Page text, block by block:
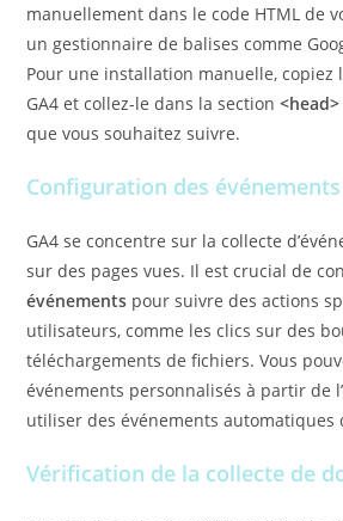
manuellement dans le code HTML de
un gestionnaire de balises comme
Pour une installation manuelle, copiez
GA4 et collez-le dans la section<head>
que vous souhaitez suivre.
Configuration des événements
GA4 se concentre sur la collecte
sur des pages vues. Il est crucial de
événements pour suivre des actions
utilisateurs, comme les clics sur des
téléchargements de fichiers. Vous
événements personnalisés à partir de
utiliser des événements automatiques
Vérification de la collecte de